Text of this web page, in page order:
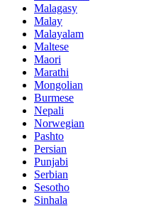
Malagasy
Malay
Malayalam
Maltese
Maori
Marathi
Mongolian
Burmese
Nepali
Norwegian
Pashto
Persian
Punjabi
Serbian
Sesotho
Sinhala